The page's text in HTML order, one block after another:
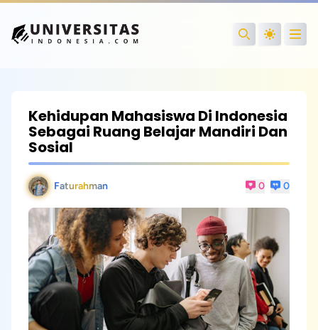
Search
Kehidupan Mahasiswa Di Indonesia
Sebagai Ruang Belajar Mandiri Dan
Sosial
Faturahman 0 0